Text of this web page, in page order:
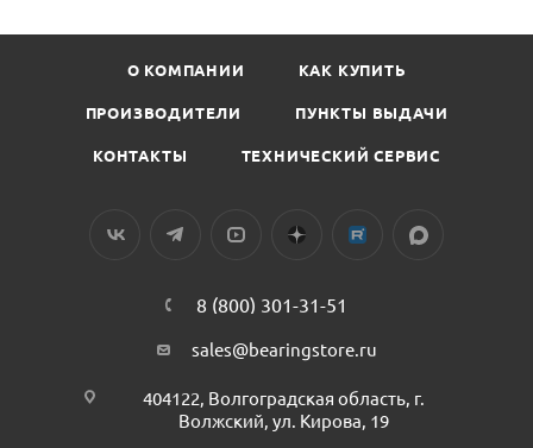
О КОМПАНИИ КАК КУПИТЬ
ПРОИЗВОДИТЕЛИ ПУНКТЫ ВЫДАЧИ
КОНТАКТЫ ТЕХНИЧЕСКИЙ СЕРВИС
8 (800) 301-31-51
sales@bearingstore.ru
404122, Волгоградская область, г.
Волжский, ул. Кирова, 19